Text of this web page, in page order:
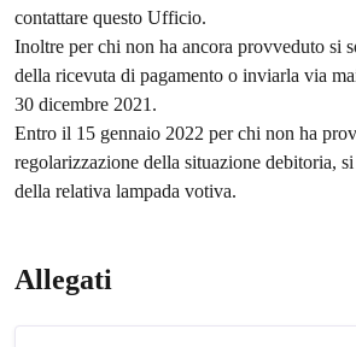
contattare questo Ufficio.
Inoltre per chi non ha ancora provveduto si
della ricevuta di pagamento o inviarla via
30 dicembre 2021.
Entro il 15 gennaio 2022 per chi non ha
regolarizzazione della situazione debitoria,
della relativa lampada votiva.
Allegati